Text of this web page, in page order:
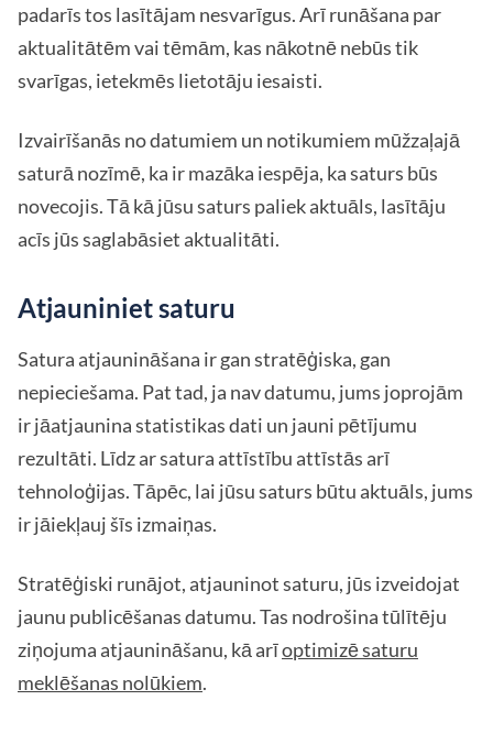
padarīs tos lasītājam nesvarīgus. Arī runāšana par
aktualitātēm vai tēmām, kas nākotnē nebūs tik
svarīgas, ietekmēs lietotāju iesaisti.
Izvairīšanās no datumiem un notikumiem mūžzaļajā
saturā nozīmē, ka ir mazāka iespēja, ka saturs būs
novecojis. Tā kā jūsu saturs paliek aktuāls, lasītāju
acīs jūs saglabāsiet aktualitāti.
Atjauniniet saturu
Satura atjaunināšana ir gan stratēģiska, gan
nepieciešama. Pat tad, ja nav datumu, jums joprojām
ir jāatjaunina statistikas dati un jauni pētījumu
rezultāti. Līdz ar satura attīstību attīstās arī
tehnoloģijas. Tāpēc, lai jūsu saturs būtu aktuāls, jums
ir jāiekļauj šīs izmaiņas.
Stratēģiski runājot, atjauninot saturu, jūs izveidojat
jaunu publicēšanas datumu. Tas nodrošina tūlītēju
ziņojuma atjaunināšanu, kā arīoptimizē saturu
meklēšanas nolūkiem.